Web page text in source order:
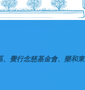
覺行念慈基金會、樂和